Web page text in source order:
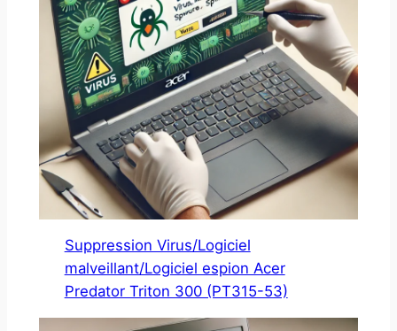
Suppression Virus/Logiciel
malveillant/Logiciel espion Acer
Predator Triton 300 (PT315-53)